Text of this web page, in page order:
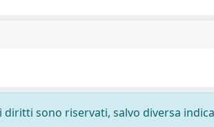
sono riservati, salvo diversa